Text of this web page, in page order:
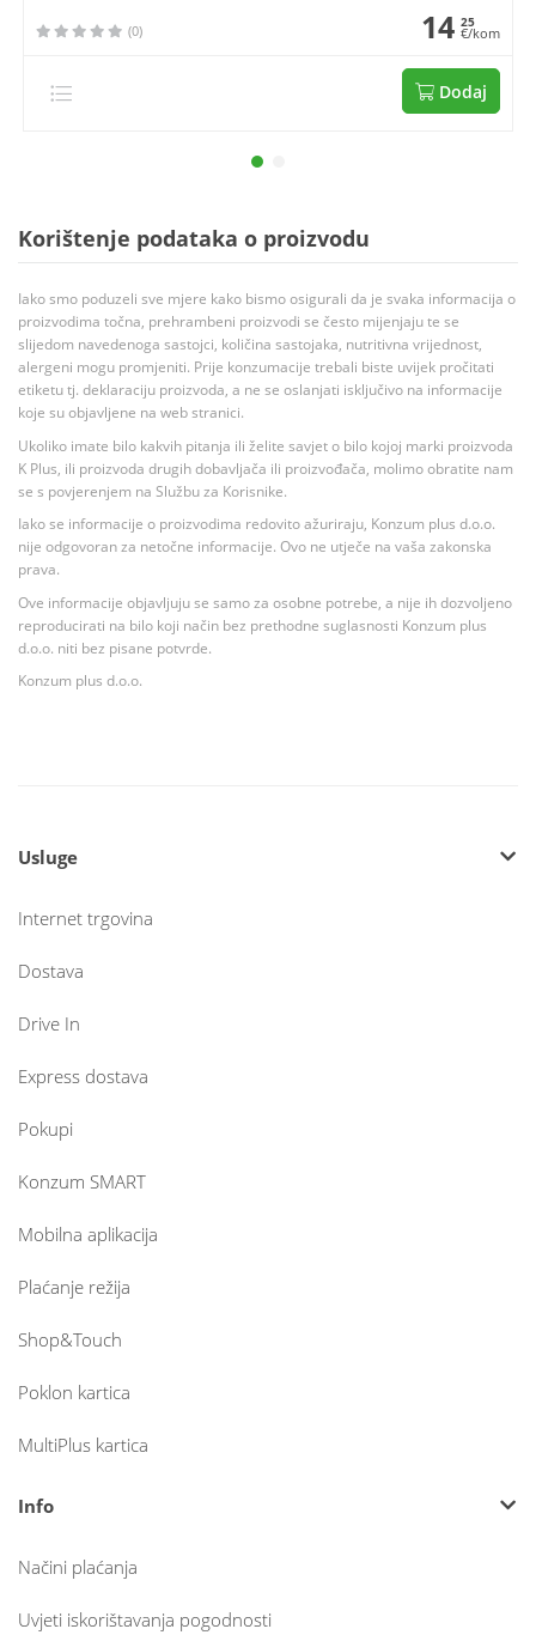
(0) 14 25
€/kom
Dodaj
Korištenje podataka o proizvodu
Iako smo poduzeli sve mjere kako bismo osigurali da je svaka informacija o
proizvodima točna, prehrambeni proizvodi se često mijenjaju te se
slijedom navedenoga sastojci, količina sastojaka, nutritivna vrijednost,
alergeni mogu promjeniti. Prije konzumacije trebali biste uvijek pročitati
etiketu tj. deklaraciju proizvoda, a ne se oslanjati isključivo na informacije
koje su objavljene na web stranici.
Ukoliko imate bilo kakvih pitanja ili želite savjet o bilo kojoj marki proizvoda
K Plus, ili proizvoda drugih dobavljača ili proizvođača, molimo obratite nam
se s povjerenjem na Službu za Korisnike.
Iako se informacije o proizvodima redovito ažuriraju, Konzum plus d.o.o.
nije odgovoran za netočne informacije. Ovo ne utječe na vaša zakonska
prava.
Ove informacije objavljuju se samo za osobne potrebe, a nije ih dozvoljeno
reproducirati na bilo koji način bez prethodne suglasnosti Konzum plus
d.o.o. niti bez pisane potvrde.
Konzum plus d.o.o.
Usluge
Internet trgovina
Dostava
Drive In
Express dostava
Pokupi
Konzum SMART
Mobilna aplikacija
Plaćanje režija
Shop&Touch
Poklon kartica
MultiPlus kartica
Info
Načini plaćanja
Uvjeti iskorištavanja pogodnosti